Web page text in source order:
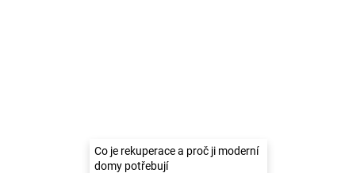
Co je rekuperace a proč ji moderní
domy potřebují